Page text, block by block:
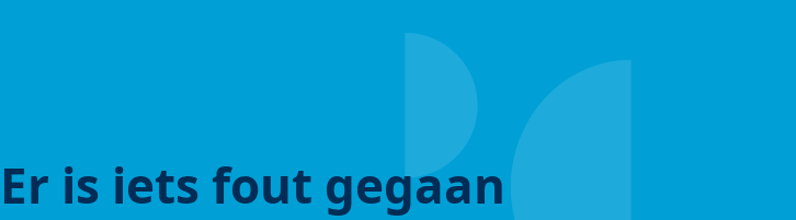
Er is iets fout gegaan